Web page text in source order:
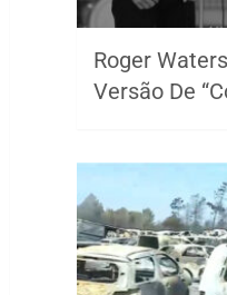
Roger
Versão De